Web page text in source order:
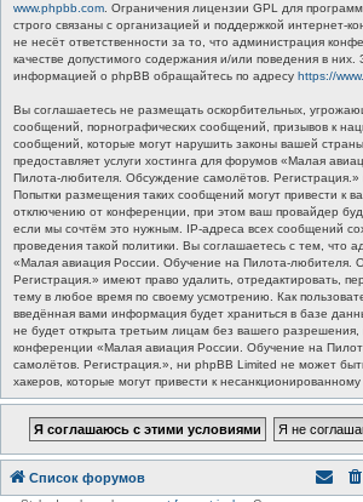
www.phpbb.com . Ограничения лицензии GPL для
строго связаны с организацией и поддержкой интернет-
не несёт ответственности за то, что администрация
качестве допустимого содержания и/или поведения в них.
информацией о phpBB обращайтесь по адресу https://
Вы соглашаетесь не размещать оскорбительных,
сообщений, порнографических сообщений, призывов к
сообщений, которые могут нарушить законы вашей
предоставляет услуги хостинга для форумов «Малая
Пилота-любителя. Обсуждение самолётов. Регистрация.»
Попытки размещения таких сообщений могут привести к
отключению от конференции, при этом ваш провайдер
если мы сочтём это нужным. IP-адреса всех сообщений
проведения такой политики. Вы соглашаетесь с тем, что
«Малая авиация России. Обучение на Пилота-любителя.
Регистрация.» имеют право удалить, отредактировать,
тему в любое время по своему усмотрению. Как
введённая вами информация будет храниться в базе
не будет открыта третьим лицам без вашего
конференции «Малая авиация России. Обучение на
самолётов. Регистрация.», ни phpBB Limited не может
хакеров, которые могут привести к несанкционированному
Список форумов